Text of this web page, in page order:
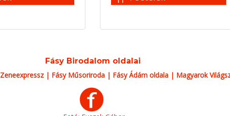
Fásy Birodalom oldalai
Zeneexpressz| Fásy Műsoriroda | Fásy Ádám oldala | Magyarok